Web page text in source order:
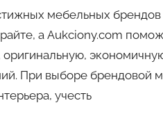
мебельных
а Aukciony.com
При выборе брендовой
учесть